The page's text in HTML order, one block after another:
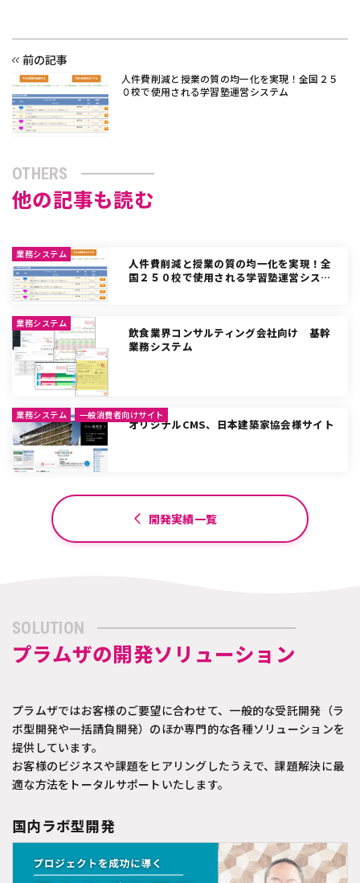
前の記事
人件費削減と授業の質の均一化を実現！全国２５
０校で使用される学習塾運営システム
OTHERS
他の記事も読む
業務システム
人件費削減と授業の質の均一化を実現！全
国２５０校で使用される学習塾運営シス…
業務システム
飲食業界コンサルティング会社向け 基幹
業務システム
業務システム 一般消費者向けサイト
オリジナルCMS、日本建築家協会様サイト
開発実績一覧
SOLUTION
プラムザの開発ソリューション
プラムザではお客様のご要望に合わせて、一般的な受託開発（ラ
ボ型開発や一括請負開発）のほか専門的な各種ソリューションを
提供しています。
お客様のビジネスや課題をヒアリングしたうえで、課題解決に最
適な方法をトータルサポートいたします。
国内ラボ型開発